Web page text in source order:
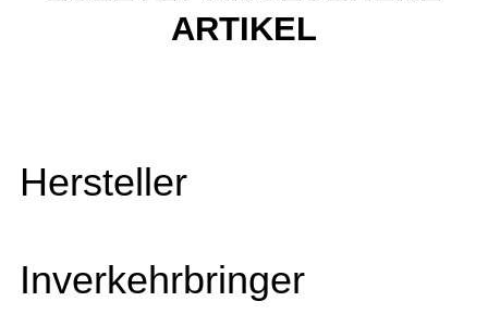
ARTIKEL
Hersteller
Inverkehrbringer